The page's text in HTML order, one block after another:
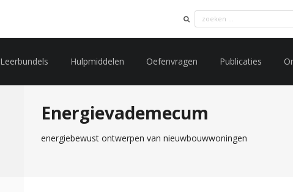
Leerbundels Hulpmiddelen Oefenvragen Publicaties
Energievademecum
energiebewust ontwerpen van nieuwbouw­woningen